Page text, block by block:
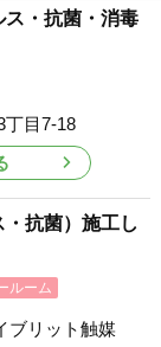
・抗菌・消毒
丁目7-18
抗菌）施工し
ルーム
ブリット触媒